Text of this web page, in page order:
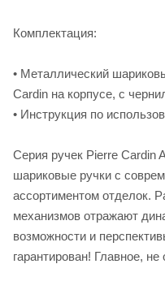
Комплектация:
• Металлический
Cardin на корпусе, с
• Инструкция по
Серия ручек Pierre Cardin
шариковые ручки с
ассортиментом отделок.
механизмов отражают
возможности и
гарантирован! Главное, не